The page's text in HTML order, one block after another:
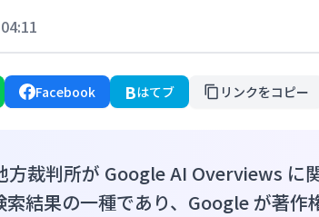
Facebook Bはてブ リンクをコピー
方裁判所が Google AI Overviews に
索結果の一種であり、Google が著作